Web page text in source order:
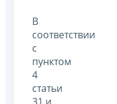
В
соответствии
с
пунктом
4
статьи
31 и